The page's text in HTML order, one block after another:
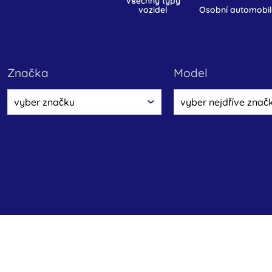
vozidel
osobní
značka model